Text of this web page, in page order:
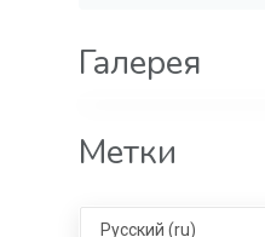
Галерея
Метки
Select language